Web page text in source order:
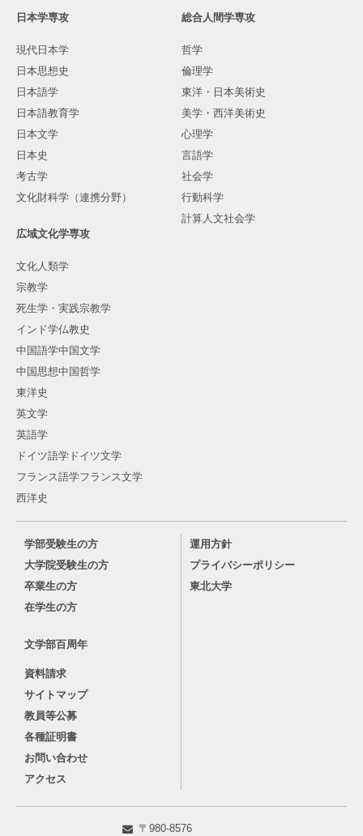
日本学専攻
現代日本学
日本思想史
日本語学
日本語教育学
日本文学
日本史
考古学
文化財科学（連携分野）
総合人間学専攻
哲学
倫理学
東洋・日本美術史
美学・西洋美術史
心理学
言語学
社会学
行動科学
計算人文社会学
広域文化学専攻
文化人類学
宗教学
死生学・実践宗教学
インド学仏教史
中国語学中国文学
中国思想中国哲学
東洋史
英文学
英語学
ドイツ語学ドイツ文学
フランス語学フランス文学
西洋史
学部受験生の方
大学院受験生の方
卒業生の方
在学生の方
文学部百周年
資料請求
サイトマップ
教員等公募
各種証明書
お問い合わせ
アクセス
運用方針
プライバシーポリシー
東北大学
〒980-8576